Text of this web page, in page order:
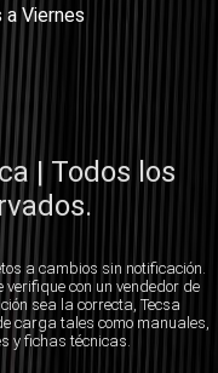
a Viernes
| Todos los
a cambios sin notificación.
con un vendedor de
sea la correcta, Tecsa
carga tales como manuales,
y fichas técnicas.